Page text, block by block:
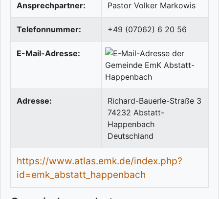
Ansprechpartner: Pastor Volker Markowis
Telefonnummer: +49 (07062) 6 20 56
E-Mail-Adresse:
Adresse:
Richard-Bauerle-Straße 3
74232 Abstatt-
Happenbach
Deutschland
https://www.atlas.emk.de/index.php?
id=emk_abstatt_happenbach